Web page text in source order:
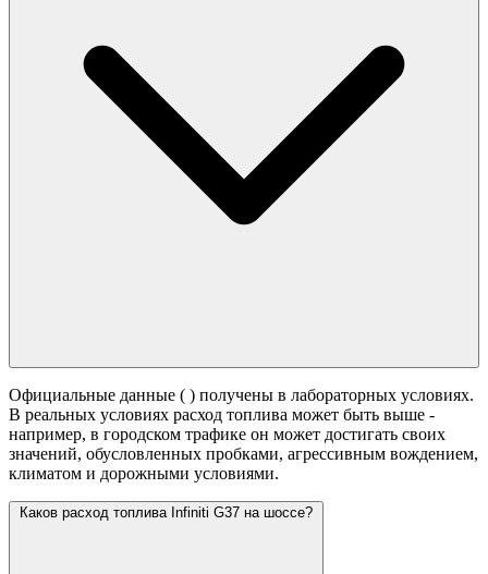
Официальные данные ( ) получены в лабораторных условиях.
В реальных условиях расход топлива может быть выше -
например, в городском трафике он может достигать своих
значений, обусловленных пробками, агрессивным вождением,
климатом и дорожными условиями.
Каков расход топлива Infiniti G37 на шоссе?